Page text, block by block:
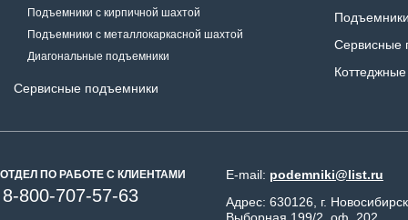
Подъемники с кирпичной шахтой
Подъемники с металлокаркасной шахтой
Диагональные подъемники
Сервисные подъемники
Сервисные
ОТДЕЛ ПО РАБОТЕ С КЛИЕНТАМИ
8-800-707-57-63
E-mail: podemniki@list.ru
Адрес: 630126, г.